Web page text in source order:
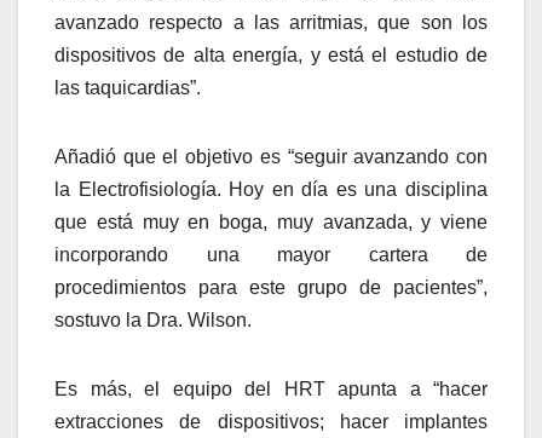
avanzado respecto a las arritmias, que son los
dispositivos de alta energía, y está el estudio de
las taquicardias”.
Añadió que el objetivo es “seguir avanzando con
la Electrofisiología. Hoy en día es una disciplina
que está muy en boga, muy avanzada, y viene
incorporando una mayor cartera de
procedimientos para este grupo de pacientes”,
sostuvo la Dra. Wilson.
Es más, el equipo del HRT apunta a “hacer
extracciones de dispositivos; hacer implantes